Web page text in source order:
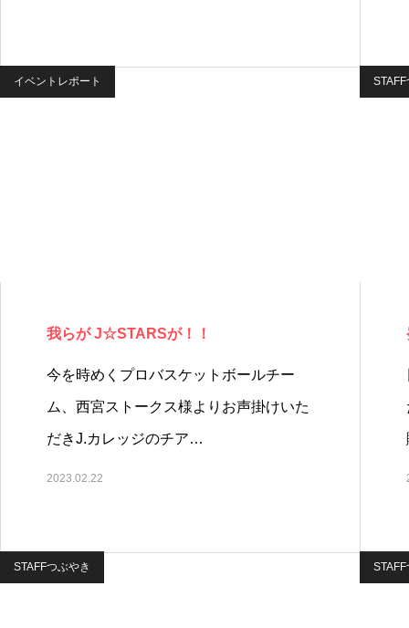
イベントレポート
我らが J☆STARSが！！
今を時めくプロバスケットボールチー
ム、西宮ストークス様よりお声掛けいた
だきJ.カレッジのチア…
2023.02.22
STAFFつぶやき